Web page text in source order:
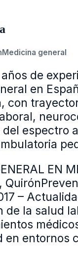
Medicina general
de
en
con
espectro
EN
–
de la salud
en entornos